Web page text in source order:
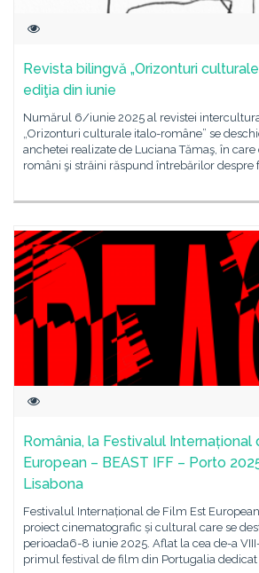
Revista bilingvă „Orizonturi
ediţia din iunie
Numărul 6/iunie 2025 al revistei
„Orizonturi culturale italo-române” se
anchetei realizate de Luciana Tămaş, în
români şi străini răspund întrebărilor despre
România, la Festivalul Internațional
European – BEAST IFF – Porto
Lisabona
Festivalul Internațional de Film Est
proiect cinematografic și cultural care se
perioada6-8 iunie 2025. Aflat la cea de-a
primul festival de film din Portugalia